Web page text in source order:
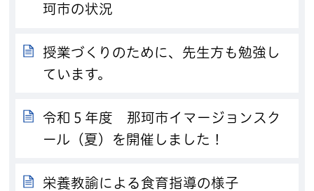
珂市の状況
授業づくりのために、先生方も勉強し
ています。
令和５年度 那珂市イマージョンスク
ール（夏）を開催しました！
栄養教諭による食育指導の様子